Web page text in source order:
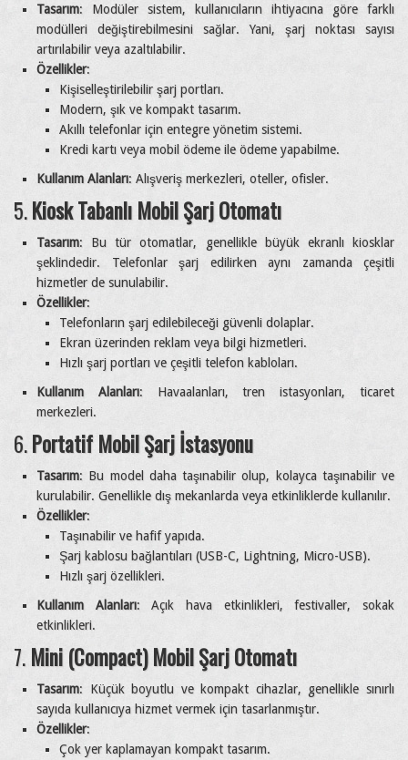
Tasarım: Modüler sistem, kullanıcıların ihtiyacına göre farklı
modülleri değiştirebilmesini sağlar. Yani, şarj noktası sayısı
artırılabilir veya azaltılabilir.
Özellikler:
Kişiselleştirilebilir şarj portları.
Modern, şık ve kompakt tasarım.
Akıllı telefonlar için entegre yönetim sistemi.
Kredi kartı veya mobil ödeme ile ödeme yapabilme.
Kullanım Alanları: Alışveriş merkezleri, oteller, ofisler.
5.Kiosk Tabanlı Mobil Şarj Otomatı
Tasarım: Bu tür otomatlar, genellikle büyük ekranlı kiosklar
şeklindedir. Telefonlar şarj edilirken aynı zamanda çeşitli
hizmetler de sunulabilir.
Özellikler:
Telefonların şarj edilebileceği güvenli dolaplar.
Ekran üzerinden reklam veya bilgi hizmetleri.
Hızlı şarj portları ve çeşitli telefon kabloları.
Kullanım Alanları: Havaalanları, tren istasyonları, ticaret
merkezleri.
6.Portatif Mobil Şarj İstasyonu
Tasarım: Bu model daha taşınabilir olup, kolayca taşınabilir ve
kurulabilir. Genellikle dış mekanlarda veya etkinliklerde kullanılır.
Özellikler:
Taşınabilir ve hafif yapıda.
Şarj kablosu bağlantıları (USB-C, Lightning, Micro-USB).
Hızlı şarj özellikleri.
Kullanım Alanları: Açık hava etkinlikleri, festivaller, sokak
etkinlikleri.
7. Mini (Compact) Mobil Şarj Otomatı
Tasarım: Küçük boyutlu ve kompakt cihazlar, genellikle sınırlı
sayıda kullanıcıya hizmet vermek için tasarlanmıştır.
Özellikler:
Çok yer kaplamayan kompakt tasarım.